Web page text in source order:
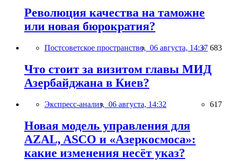
Революция качества на таможне
или новая бюрократия?
Постсоветское пространство, 06 августа, 14:37 683
Что стоит за визитом главы МИД
Азербайджана в Киев?
Экспресс-анализ, 06 августа, 14:32 617
Новая модель управления для
AZAL, ASCO и «Азеркосмоса»:
какие изменения несёт указ?